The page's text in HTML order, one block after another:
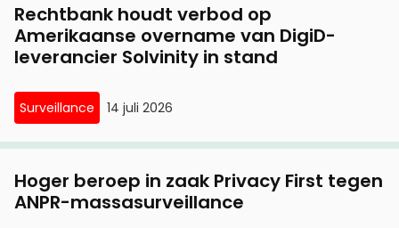
Rechtbank houdt verbod op
Amerikaanse overname van DigiD-
leverancier Solvinity in stand
Surveillance 14 juli 2026
Hoger beroep in zaak Privacy First tegen
ANPR-massasurveillance